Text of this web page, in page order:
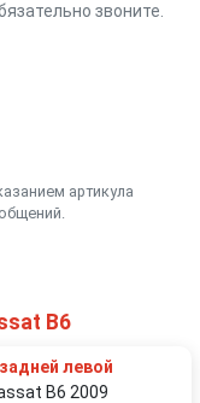
звоните.
артикула
B6
левой
B6 2009